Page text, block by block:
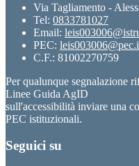
Via Tagliamento -
Tel: 0833781027
Email:
PEC:
C.F.: 81002270759
Per qualunque segnalazione
Linee Guida AgID
sull'accessibilità inviare una
PEC istituzionali.
Seguici su